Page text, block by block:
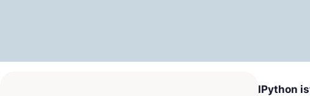
IPython